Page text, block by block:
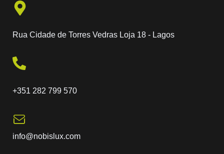
Rua Cidade de Torres Vedras Loja 18 - Lagos
+351 282 799 570
info@nobislux.com